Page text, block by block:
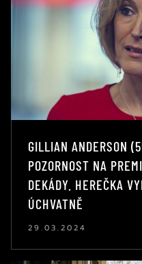
GILLIAN ANDERSON
POZORNOST NA
DEKÁDY. HEREČKA
ÚCHVATNĚ
29.03.2024